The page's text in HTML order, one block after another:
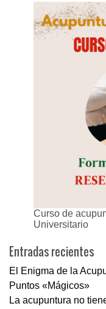
Curso de
Universitario
Entradas recientes
El Enigma de la
Puntos «Mágicos»
La acupuntura no